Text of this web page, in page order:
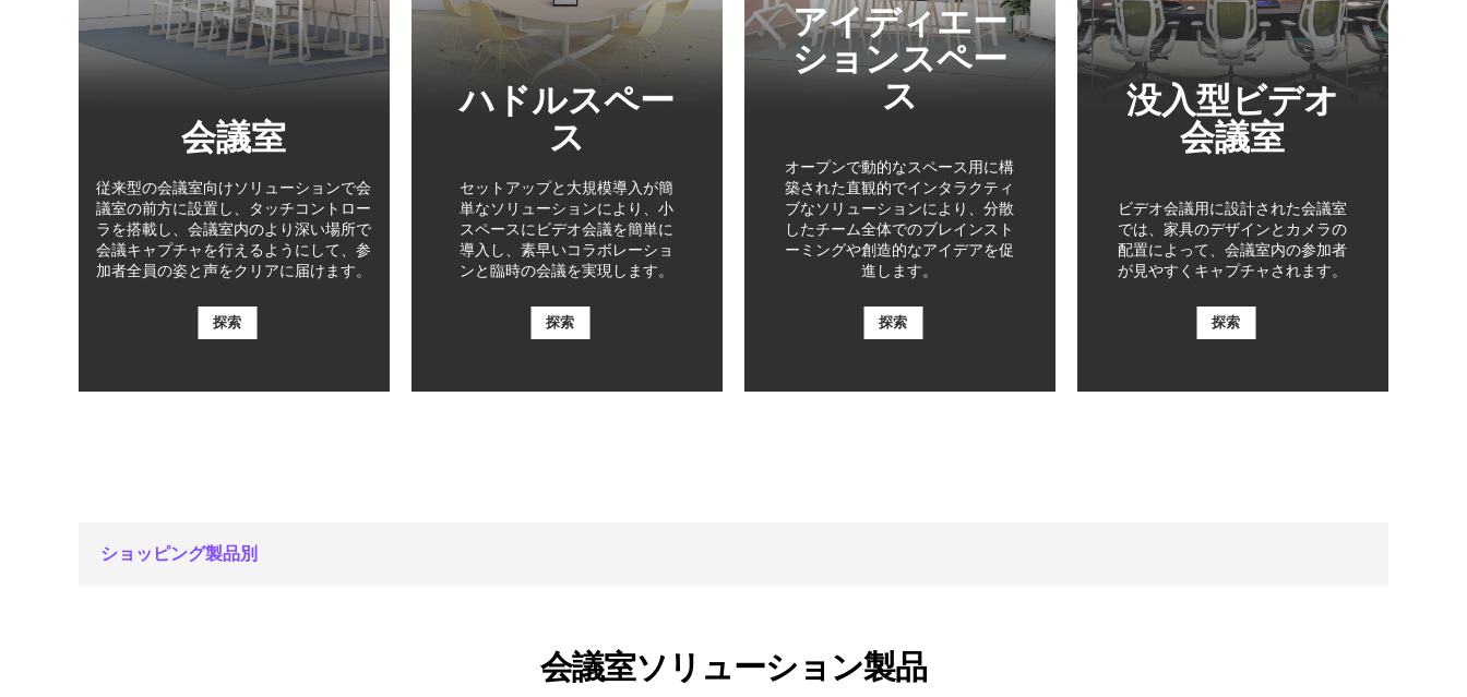
会議室
従来型の会議室向けソリューションで会
議室の前方に設置し、タッチコントロー
ラを搭載し、会議室内のより深い場所で
会議キャプチャを行えるようにして、参
加者全員の姿と声をクリアに届けます。
探索
ハドルスペー
ス
セットアップと大規模導入が簡
単なソリューションにより、小
スペースにビデオ会議を簡単に
導入し、素早いコラボレーショ
ンと臨時の会議を実現します。
探索
アイディエー
ションスペー
ス
オープンで動的なスペース用に構
築された直観的でインタラクティ
ブなソリューションにより、分散
したチーム全体でのブレインスト
ーミングや創造的なアイデアを促
進します。
探索
没入型ビデオ
会議室
ビデオ会議用に設計された会議室
では、家具のデザインとカメラの
配置によって、会議室内の参加者
が見やすくキャプチャされます。
探索
ショッピング製品別
会議室ソリューション製品